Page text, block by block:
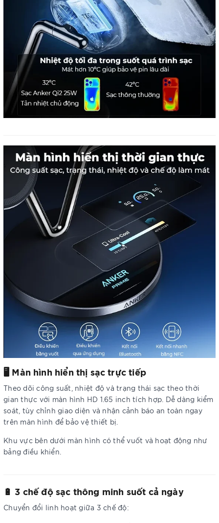
🖥️ Màn hình hiển thị sạc trực tiếp
Theo dõi công suất, nhiệt độ và trạng thái sạc theo thời
gian thực với màn hình HD 1.65 inch tích hợp. Dễ dàng kiểm
soát, tùy chỉnh giao diện và nhận cảnh báo an toàn ngay
trên màn hình để bảo vệ thiết bị.
Khu vực bên dưới màn hình có thể vuốt và hoạt động như
bảng điều khiển.
🔋 3 chế độ sạc thông minh suốt cả ngày
Chuyển đổi linh hoạt giữa 3 chế độ: